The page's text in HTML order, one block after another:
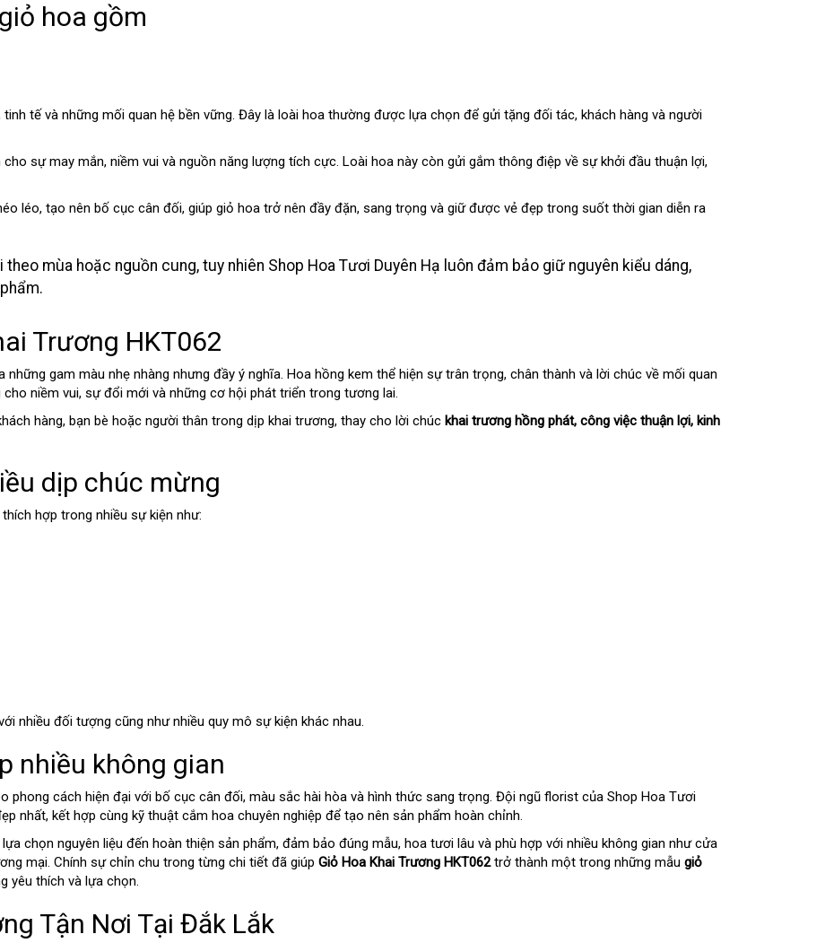
hoa gồm
tế và những mối quan hệ bền vững. Đây là loài hoa thường được lựa chọn để gửi tặng đối tác, khách hàng và người
sự may mắn, niềm vui và nguồn năng lượng tích cực. Loài hoa này còn gửi gắm thông điệp về sự khởi đầu thuận lợi,
léo, tạo nên bố cục cân đối, giúp giỏ hoa trở nên đầy đặn, sang trọng và giữ được vẻ đẹp trong suốt thời gian diễn ra
theo mùa hoặc nguồn cung, tuy nhiên Shop Hoa Tươi Duyên Hạ luôn đảm bảo giữ nguyên kiểu dáng,
Trương HKT062
những gam màu nhẹ nhàng nhưng đầy ý nghĩa. Hoa hồng kem thể hiện sự trân trọng, chân thành và lời chúc về mối quan
niềm vui, sự đổi mới và những cơ hội phát triển trong tương lai.
hàng, bạn bè hoặc người thân trong dịp khai trương, thay cho lời chúc khai trương hồng phát, công việc thuận lợi, kinh
dịp chúc mừng
thích hợp trong nhiều sự kiện như:
nhiều đối tượng cũng như nhiều quy mô sự kiện khác nhau.
nhiều không gian
phong cách hiện đại với bố cục cân đối, màu sắc hài hòa và hình thức sang trọng. Đội ngũ florist của Shop Hoa Tươi
nhất, kết hợp cùng kỹ thuật cắm hoa chuyên nghiệp để tạo nên sản phẩm hoàn chỉnh.
chọn nguyên liệu đến hoàn thiện sản phẩm, đảm bảo đúng mẫu, hoa tươi lâu và phù hợp với nhiều không gian như cửa
mại. Chính sự chỉn chu trong từng chi tiết đã giúp Giỏ Hoa Khai Trương HKT062trở thành một trong những mẫu giỏ
yêu thích và lựa chọn.
Tận Nơi Tại Đắk Lắk